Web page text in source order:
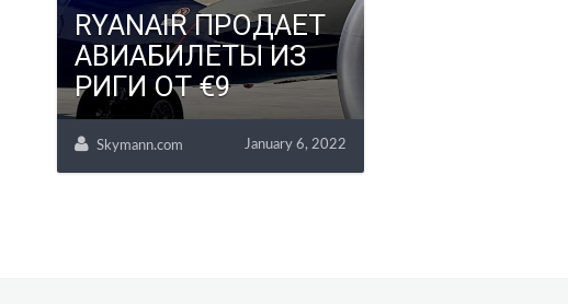
RYANAIR ПРОДАЕТ
АВИАБИЛЕТЫ ИЗ
РИГИ ОТ €9
Skymann.com January 6, 2022